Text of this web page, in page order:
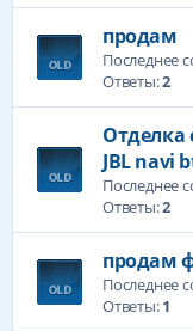
продам
Последнее
Ответы:2
Отделка
JBL navi
Последнее
Ответы:2
продам
Последнее
Ответы:1